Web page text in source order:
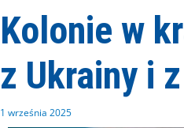
Kolonie w
z Ukrainy i
1 września 2025